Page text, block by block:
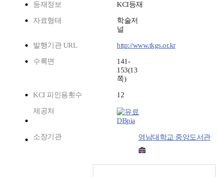
등재정보 KCI등재
자료형태
학술저
널
발행기관 URL http://www.tkgs.or.kr
수록면
141-
153(13
쪽)
KCI 피인용횟수 12
제공처
DBpia
소장기관 영남대학교 중앙도서관